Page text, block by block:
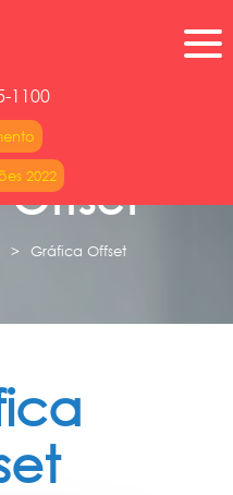
1100
2022
Gráfica Offset